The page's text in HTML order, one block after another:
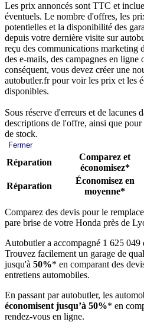
Les prix annoncés sont TTC et
éventuels. Le nombre d'offres, les
potentielles et la disponibilité des
depuis votre dernière visite sur
reçu des communications marketing
des e-mails, des campagnes en ligne
conséquent, vous devez créer une
autobutler.fr pour voir les prix et les
disponibles.
Sous réserve d'erreurs et de lacunes
descriptions de l'offre, ainsi que pour
de stock.
Fermer
Réparation
Comparez et
économisez*
Réparation
Économisez en
moyenne*
Comparez des devis pour le
pare brise de votre Honda près de
Autobutler a accompagné 1 625 049
Trouvez facilement un garage de
jusqu'à 50%* en comparant des
entretiens automobiles.
En passant par autobutler, les
économisent jusqu’à 50%* en
rendez-vous en ligne.